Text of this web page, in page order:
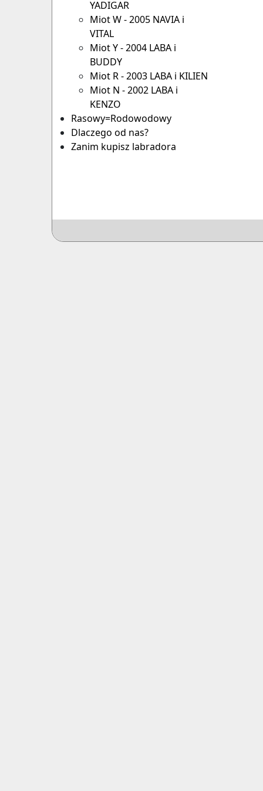
YADIGAR
Miot W - 2005 NAVIA i
VITAL
Miot Y - 2004 LABA i
BUDDY
Miot R - 2003 LABA i KILIEN
Miot N - 2002 LABA i
KENZO
Rasowy=Rodowodowy
Dlaczego od nas?
Zanim kupisz labradora